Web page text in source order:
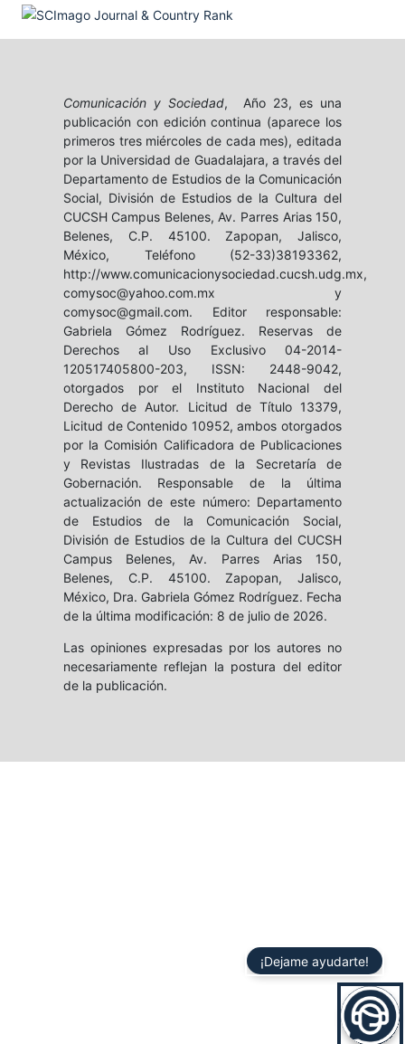
Comunicación y Sociedad, Año 23, es una
publicación con edición continua (aparece los
primeros tres miércoles de cada mes), editada
por la Universidad de Guadalajara, a través del
Departamento de Estudios de la Comunicación
Social, División de Estudios de la Cultura del
CUCSH Campus Belenes, Av. Parres Arias 150,
Belenes, C.P. 45100. Zapopan, Jalisco,
México, Teléfono (52-33)38193362,
http://www.comunicacionysociedad.cucsh.udg.mx,
comysoc@yahoo.com.mx y
comysoc@gmail.com. Editor responsable:
Gabriela Gómez Rodríguez. Reservas de
Derechos al Uso Exclusivo 04-2014-
120517405800-203, ISSN: 2448-9042,
otorgados por el Instituto Nacional del
Derecho de Autor. Licitud de Título 13379,
Licitud de Contenido 10952, ambos otorgados
por la Comisión Calificadora de Publicaciones
y Revistas Ilustradas de la Secretaría de
Gobernación. Responsable de la última
actualización de este número: Departamento
de Estudios de la Comunicación Social,
División de Estudios de la Cultura del CUCSH
Campus Belenes, Av. Parres Arias 150,
Belenes, C.P. 45100. Zapopan, Jalisco,
México, Dra. Gabriela Gómez Rodríguez. Fecha
de la última modificación: 8 de julio de 2026.
Las opiniones expresadas por los autores no
necesariamente reflejan la postura del editor
de la publicación.
¡Dejame ayudarte!